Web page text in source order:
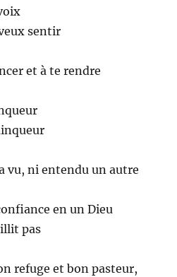
sentir
et à te rendre
vu, ni entendu un autre
en un Dieu
pas
refuge et bon pasteur,